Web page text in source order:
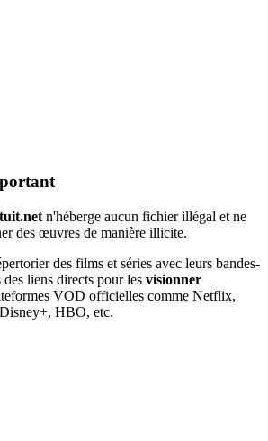
n'héberge aucun fichier illégal et ne
des œuvres de manière illicite.
des films et séries avec leurs bandes-
liens directs pour les visionner
VOD officielles comme Netflix,
HBO, etc.